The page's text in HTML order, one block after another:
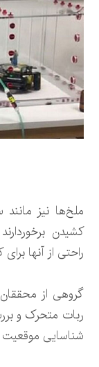
ملخ‌ها نیز
کشیدن
راحتی از آنها
گروهی از
ربات متحرک و
شناسایی موقعیت